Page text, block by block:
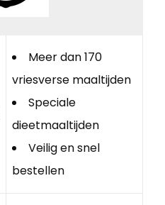
Meer dan 170
vriesverse maaltijden
Speciale
dieetmaaltijden
Veilig en snel
bestellen